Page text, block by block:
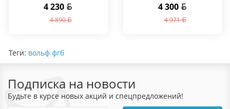
4 230
4 890
4 300
4 971
Теги: вольф фгб
Подписка на новости
Будьте в курсе новых акций и спецпредложений!